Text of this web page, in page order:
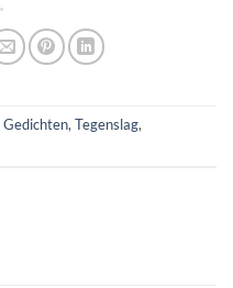
Gedichten, Tegenslag,